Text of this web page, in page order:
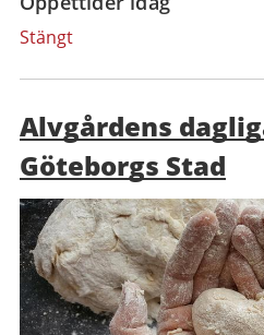
Stängt
Alvgårdens
Göteborgs Stad